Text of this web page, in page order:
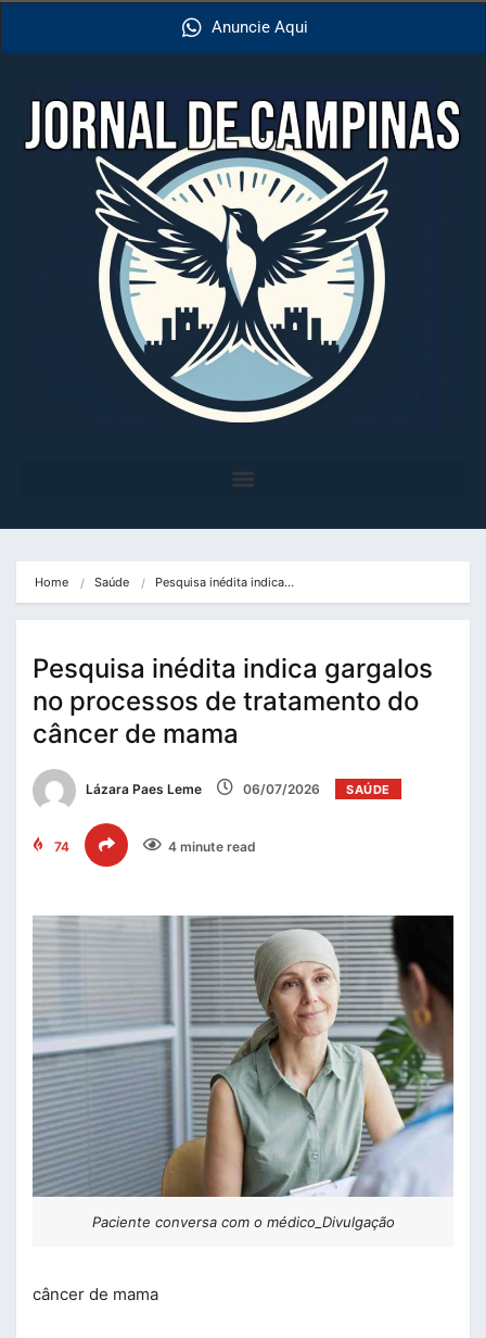
Anuncie Aqui
Home Saúde Pesquisa inédita indica…
Pesquisa inédita indica gargalos
no processos de tratamento do
câncer de mama
Lázara Paes Leme 06/07/2026 SAÚDE
74 4 minute read
Paciente conversa com o médico_Divulgação
câncer de mama